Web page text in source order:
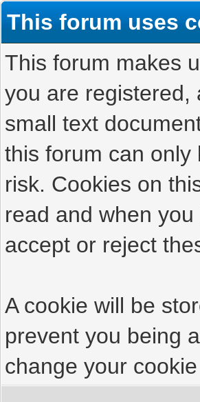
This forum uses
This forum makes
you are registered,
small text
this forum can only
risk. Cookies on
read and when
accept or reject
A cookie will be
prevent you being
change your